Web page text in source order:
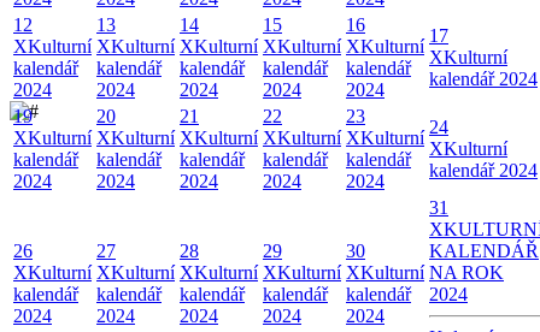
12
XKulturní
kalendář
2024
13
XKulturní
kalendář
2024
14
XKulturní
kalendář
2024
15
XKulturní
kalendář
2024
16
XKulturní
kalendář
2024
17
XKulturní
kalendář 2024
19
XKulturní
kalendář
2024
20
XKulturní
kalendář
2024
21
XKulturní
kalendář
2024
22
XKulturní
kalendář
2024
23
XKulturní
kalendář
2024
24
XKulturní
kalendář 2024
26
XKulturní
kalendář
2024
27
XKulturní
kalendář
2024
28
XKulturní
kalendář
2024
29
XKulturní
kalendář
2024
30
XKulturní
kalendář
2024
31
X
KALENDÁŘ
NA ROK
2024